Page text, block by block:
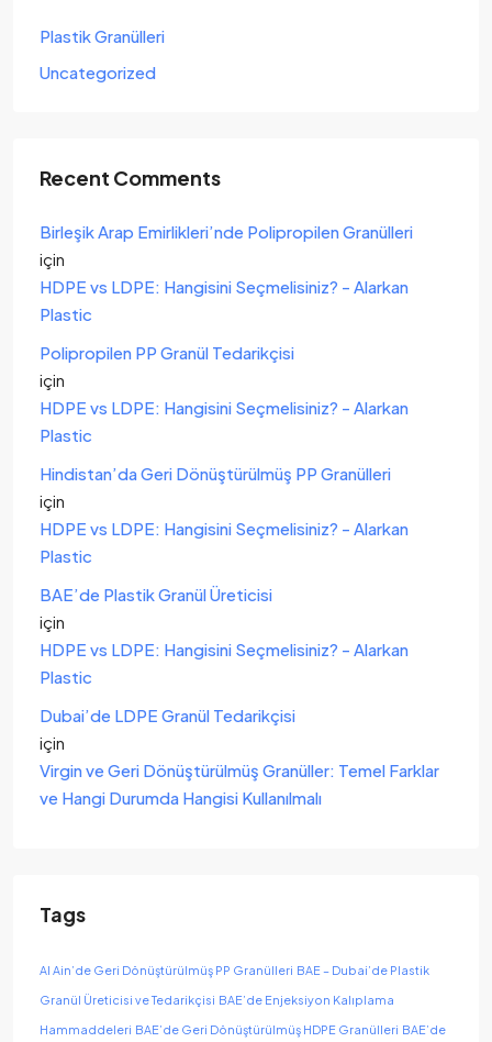
Plastik Granülleri
Uncategorized
Recent Comments
Birleşik Arap Emirlikleri’nde Polipropilen Granülleri
için
HDPE vs LDPE: Hangisini Seçmelisiniz? - Alarkan
Plastic
Polipropilen PP Granül Tedarikçisi
için
HDPE vs LDPE: Hangisini Seçmelisiniz? - Alarkan
Plastic
Hindistan’da Geri Dönüştürülmüş PP Granülleri
için
HDPE vs LDPE: Hangisini Seçmelisiniz? - Alarkan
Plastic
BAE’de Plastik Granül Üreticisi
için
HDPE vs LDPE: Hangisini Seçmelisiniz? - Alarkan
Plastic
Dubai’de LDPE Granül Tedarikçisi
için
Virgin ve Geri Dönüştürülmüş Granüller: Temel Farklar
ve Hangi Durumda Hangisi Kullanılmalı
Tags
Al Ain’de Geri Dönüştürülmüş PP Granülleri BAE – Dubai’de Plastik
Granül Üreticisi ve Tedarikçisi BAE’de Enjeksiyon Kalıplama
Hammaddeleri BAE’de Geri Dönüştürülmüş HDPE Granülleri BAE’de